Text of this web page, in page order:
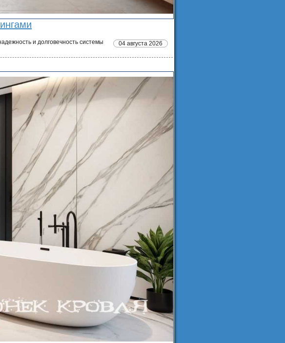
04 августа 2026
и долговечность системы